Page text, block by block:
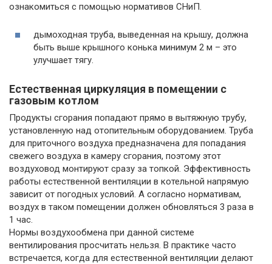
ознакомиться с помощью нормативов СНиП.
дымоходная труба, выведенная на крышу, должна
быть выше крышного конька минимум 2 м – это
улучшает тягу.
Естественная циркуляция в помещении с
газовым котлом
Продукты сгорания попадают прямо в вытяжную трубу,
установленную над отопительным оборудованием. Труба
для приточного воздуха предназначена для попадания
свежего воздуха в камеру сгорания, поэтому этот
воздуховод монтируют сразу за топкой. Эффективность
работы естественной вентиляции в котельной напрямую
зависит от погодных условий. А согласно нормативам,
воздух в таком помещении должен обновляться 3 раза в
1 час.
Нормы воздухообмена при данной системе
вентилирования просчитать нельзя. В практике часто
встречается, когда для естественной вентиляции делают